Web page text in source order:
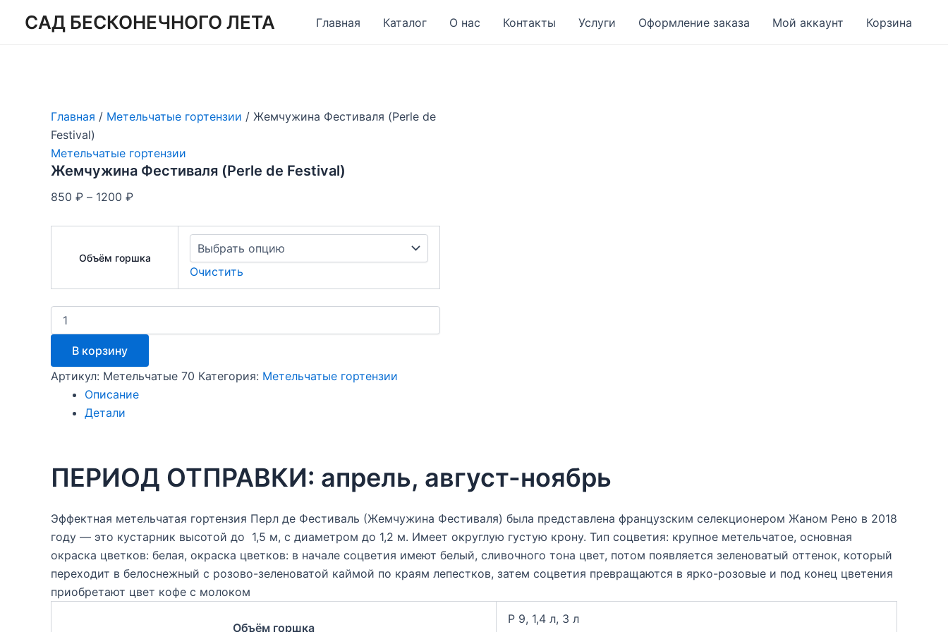
САД БЕСКОНЕЧНОГО ЛЕТА Главная Каталог О нас Контакты Услуги Оформление заказа Мой аккаунт Корзина
Главная / Метельчатые гортензии / Жемчужина Фестиваля (Perle de
Festival)
Метельчатые гортензии
Жемчужина Фестиваля (Perle de Festival)
850 ₽ – 1200 ₽Диапазон
Объём горшка
Очистить
Количество
товара
Жемчужина
Фестиваля
(Perle
de
Festival)
В корзину
Артикул: Метельчатые 70 Категория: Метельчатые гортензии
Описание
Детали
ПЕРИОД ОТПРАВКИ: апрель, август-ноябрь
Эффектная метельчатая гортензия Перл де Фестиваль (Жемчужина Фестиваля) была представлена французским селекционером Жаном Рено в 2018
году — это кустарник высотой до 1,5 м, с диаметром до 1,2 м. Имеет округлую густую крону. Тип соцветия: крупное метельчатое, основная
окраска цветков: белая, окраска цветков: в начале соцветия имеют белый, сливочного тона цвет, потом появляется зеленоватый оттенок, который
переходит в белоснежный с розово-зеленоватой каймой по краям лепестков, затем соцветия превращаются в ярко-розовые и под конец цветения
приобретают цвет кофе с молоком
Объём горшка
Р 9, 1,4 л, 3 л